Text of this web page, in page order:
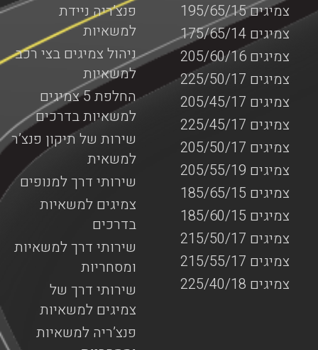
פנצ’ריה ניידת
למשאיות
ניהול צמיגים בצי רכב
למשאיות
החלפת 5 צמיגים
למשאיות בדרכים
שירות של תיקון פנצ’ר
למשאית
שירותי דרך למנופים
צמיגים למשאיות
בדרכים
שירותי דרך למשאיות
ומסחריות
שירותי דרך של
צמיגים למשאיות
פנצ’ריה למשאיות
צמיגים 195/65/15
צמיגים 175/65/14
צמיגים 205/60/16
צמיגים 225/50/17
צמיגים 205/45/17
צמיגים 225/45/17
צמיגים 205/50/17
צמיגים 205/55/19
צמיגים 185/65/15
צמיגים 185/60/15
צמיגים 215/50/17
צמיגים 215/55/17
צמיגים 225/40/18